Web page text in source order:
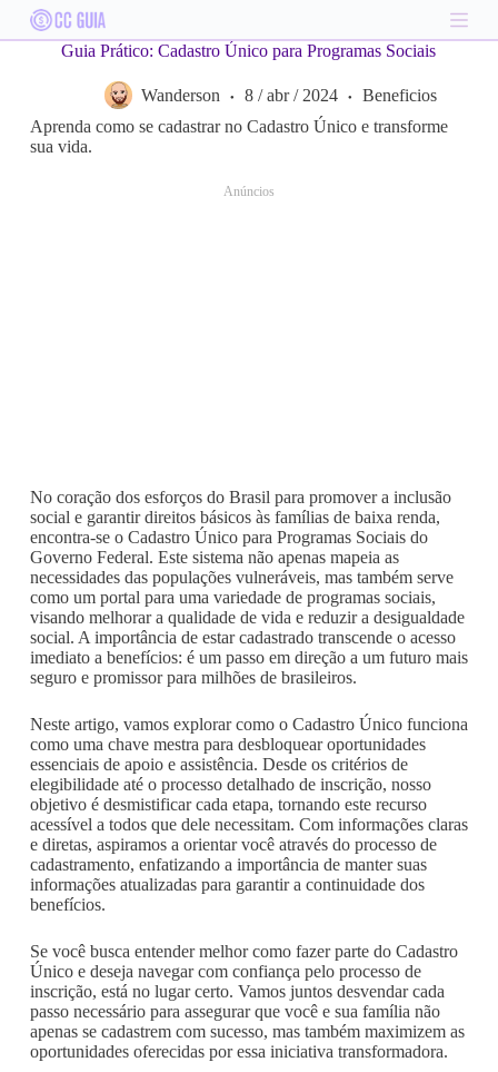
S
k
Guia Prático: Cadastro Único para Programas Sociais
Wanderson 8 / abr / 2024
Beneficios
Aprenda como se cadastrar no Cadastro Único e transforme
sua vida.
Anúncios
No coração dos esforços do Brasil para promover a inclusão
social e garantir direitos básicos às famílias de baixa renda,
encontra-se o Cadastro Único para Programas Sociais do
Governo Federal. Este sistema não apenas mapeia as
necessidades das populações vulneráveis, mas também serve
como um portal para uma variedade de programas sociais,
visando melhorar a qualidade de vida e reduzir a desigualdade
social. A importância de estar cadastrado transcende o acesso
imediato a benefícios: é um passo em direção a um futuro mais
seguro e promissor para milhões de brasileiros.
Neste artigo, vamos explorar como o Cadastro Único funciona
como uma chave mestra para desbloquear oportunidades
essenciais de apoio e assistência. Desde os critérios de
elegibilidade até o processo detalhado de inscrição, nosso
objetivo é desmistificar cada etapa, tornando este recurso
acessível a todos que dele necessitam. Com informações claras
e diretas, aspiramos a orientar você através do processo de
cadastramento, enfatizando a importância de manter suas
informações atualizadas para garantir a continuidade dos
benefícios.
Se você busca entender melhor como fazer parte do Cadastro
Único e deseja navegar com confiança pelo processo de
inscrição, está no lugar certo. Vamos juntos desvendar cada
passo necessário para assegurar que você e sua família não
apenas se cadastrem com sucesso, mas também maximizem as
oportunidades oferecidas por essa iniciativa transformadora.